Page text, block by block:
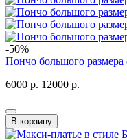
-50%
Пончо большого
6000 р. 12000 р.
В корзину